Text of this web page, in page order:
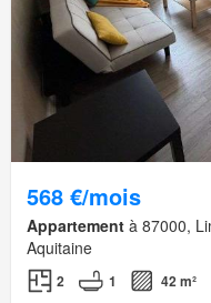
568 €/mois
Appartement à 87000,
Aquitaine
2 1 42 m²